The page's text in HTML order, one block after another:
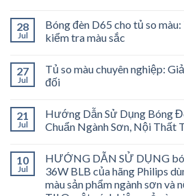
28
Jul
Bóng đèn D65 cho tủ so
kiểm tra màu sắc
27
Jul
Tủ so màu chuyên nghiệp:
đối
21
Jul
Hướng Dẫn Sử Dụng Bóng
Chuẩn Ngành Sơn, Nội Thất
10
Jul
HƯỚNG DẪN SỬ DỤNG
36W BLB của hãng Philips
màu sản phẩm ngành sơn và